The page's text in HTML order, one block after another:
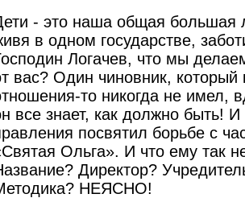
- это наша общая большая
в одном государстве,
Логачев, что мы
вас? Один чиновник, который
то никогда не имел,
все знает, как должно быть! И
посвятил борьбе с
Ольга». И что ему так
Директор?
НЕЯСНО!